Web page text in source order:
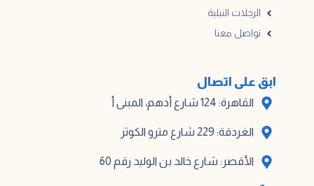
الرحلات النيلية
تواصل معنا
ابق على اتصال
القاهرة: 124 شارع أدهم، المبنى أ
الغردقة: 229 شارع مترو الكوثر
الأقصر: شارع خالد بن الوليد رقم 60